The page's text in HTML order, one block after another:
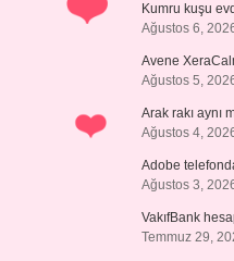
Kumru kuşu
Ağustos 6,
Avene
Ağustos 5,
Arak rakı aynı
Ağustos 4,
Adobe
Ağustos 3,
VakıfBank
Temmuz 29,